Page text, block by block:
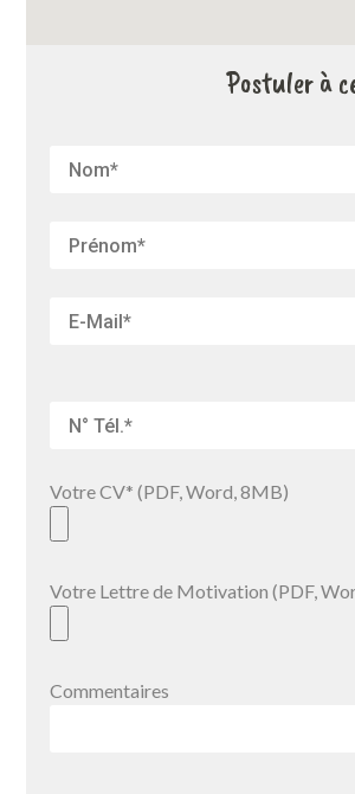
Postuler à
Votre CV* (PDF, Word, 8MB)
Votre Lettre de Motivation (PDF,
Commentaires